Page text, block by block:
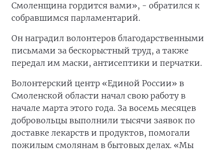
Смоленщина гордится вами», - обратился к
собравшимся парламентарий.
Он наградил волонтеров благодарственными
письмами за бескорыстный труд, а также
передал им маски, антисептики и перчатки.
Волонтерский центр «Единой России» в
Смоленской области начал свою работу в
начале марта этого года. За восемь месяцев
добровольцы выполнили тысячи заявок по
доставке лекарств и продуктов, помогали
пожилым смолянам в бытовых делах. «Мы